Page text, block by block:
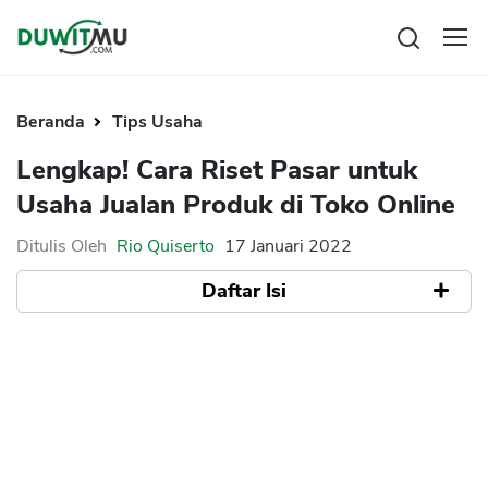
Saham
Bitcoin
Investasi
Pengeluaran
Asuransi
Mengelola keuangan
Kartu Kredit
KPR
KTA
Pinjaman Online
Pinjaman
Beranda Tips Usaha
Lengkap! Cara Riset Pasar untuk
Usaha Jualan Produk di Toko Online
Ditulis Oleh Rio Quiserto 17 Januari 2022
Daftar Isi